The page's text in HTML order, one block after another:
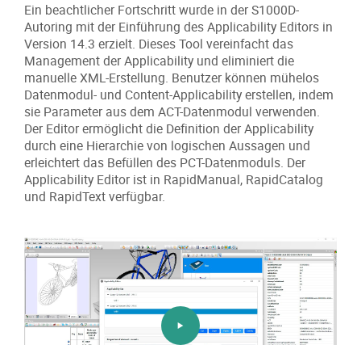
Ein beachtlicher Fortschritt wurde in der S1000D-
Autoring mit der Einführung des Applicability Editors in
Version 14.3 erzielt. Dieses Tool vereinfacht das
Management der Applicability und eliminiert die
manuelle XML-Erstellung. Benutzer können mühelos
Datenmodul- und Content-Applicability erstellen, indem
sie Parameter aus dem ACT-Datenmodul verwenden.
Der Editor ermöglicht die Definition der Applicability
durch eine Hierarchie von logischen Aussagen und
erleichtert das Befüllen des PCT-Datenmoduls. Der
Applicability Editor ist in RapidManual, RapidCatalog
und RapidText verfügbar.